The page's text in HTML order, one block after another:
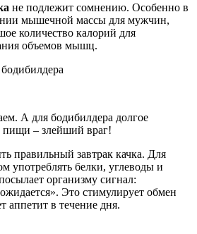
не подлежит сомнению. Особенно в
мышечной массы для мужчин,
количество калорий для
объемов мышц.
А для бодибилдера долгое
пищи – злейший враг!
правильный завтрак качка. Для
употреблять белки, углеводы и
организму сигнал:
Это стимулирует обмен
аппетит в течение дня.